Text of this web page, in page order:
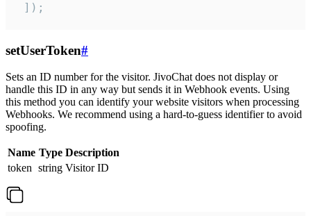
]);
setUserToken#
Sets an ID number for the visitor. JivoChat does not display or
handle this ID in any way but sends it in Webhook events. Using
this method you can identify your website visitors when processing
Webhooks. We recommend using a hard-to-guess identifier to avoid
spoofing.
Name Type Description
token string Visitor ID